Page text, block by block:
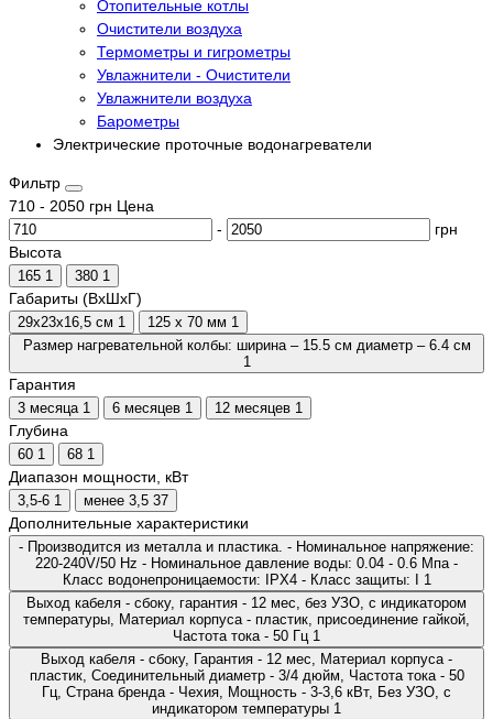
Отопительные котлы
Очистители воздуха
Термометры и гигрометры
Увлажнители - Очистители
Увлажнители воздуха
Барометры
Электрические проточные водонагреватели
Фильтр
710 - 2050 грн Цена
-
грн
Высота
165 1 380 1
Габариты (ВхШхГ)
29х23х16,5 см 1 125 x 70 мм 1
Размер нагревательной колбы: ширина – 15.5 см диаметр – 6.4 см
1
Гарантия
3 месяца 1 6 месяцев 1 12 месяцев 1
Глубина
60 1 68 1
Диапазон мощности, кВт
3,5-6 1 менее 3,5 37
Дополнительные характеристики
- Производится из металла и пластика. - Номинальное напряжение:
220-240V/50 Hz - Номинальное давление воды: 0.04 - 0.6 Мпа -
Класс водонепроницаемости: IPX4 - Класс защиты: I
1
Выход кабеля - сбоку, гарантия - 12 мес, без УЗО, с индикатором
температуры, Материал корпуса - пластик, присоединение гайкой,
Частота тока - 50 Гц 1
Выход кабеля - сбоку, Гарантия - 12 мес, Материал корпуса -
пластик, Соединительный диаметр - 3/4 дюйм, Частота тока - 50
Гц, Страна бренда - Чехия, Мощность - 3-3,6 кВт, Без УЗО, с
индикатором температуры 1